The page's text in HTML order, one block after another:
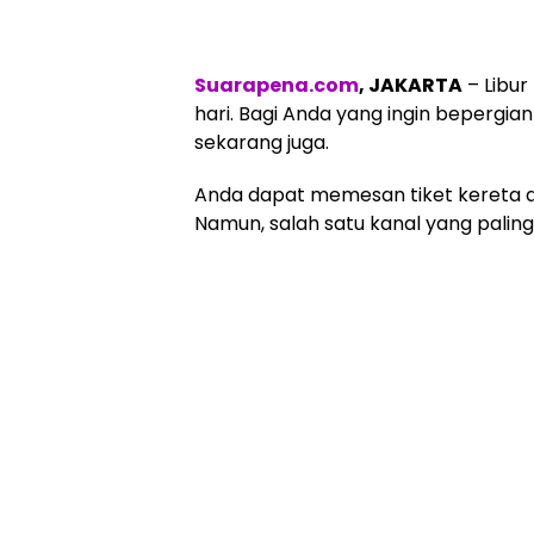
Suarapena.com, JAKARTA –
hari. Bagi Anda yang ingin
sekarang juga.
Anda dapat memesan tiket kereta
Namun, salah satu kanal yang